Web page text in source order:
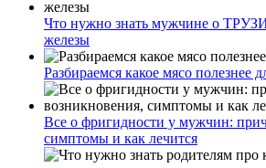
Что нужно знать мужчине о ТРУЗИ
железы
Разбираемся какое мясо полезнее
Все о фригидности у мужчин:
симптомы и как лечится